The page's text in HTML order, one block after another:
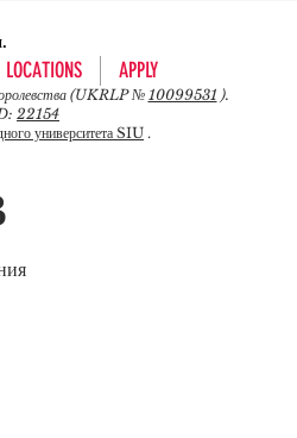
LOCATIONS APPLY
(UKRLP № 10099531 ).
22154
университета SIU .